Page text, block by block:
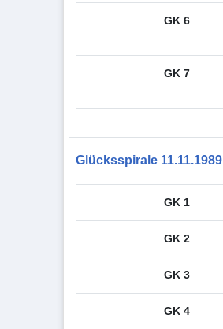
GK 6
GK 7
Glücksspirale 11.11.1989
GK 1
GK 2
GK 3
GK 4